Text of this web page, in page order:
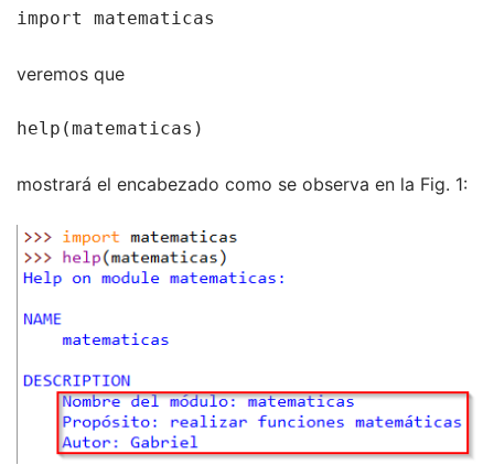
import matematicas
veremos que
help(matematicas)
mostrará el encabezado como se observa en la Fig. 1: